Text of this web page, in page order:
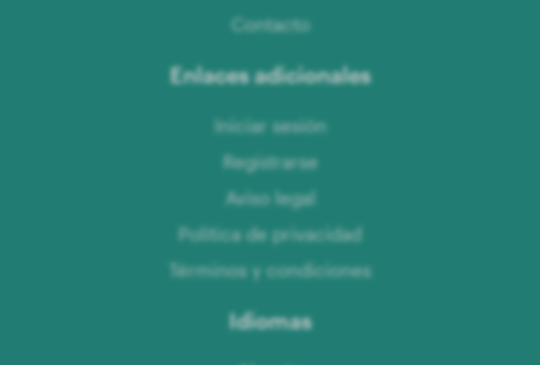
Contacto
Enlaces adicionales
Iniciar sesión
Registrarse
Aviso legal
Política de privacidad
Términos y condiciones
Idiomas